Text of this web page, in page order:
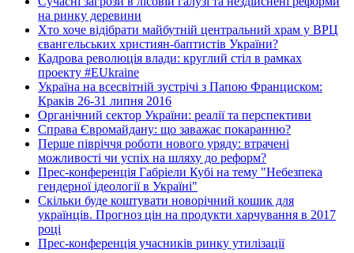
на ринку деревини
Хто хоче відібрати майбутній центральний храм у ВРЦ
євангельських християн-баптистів України?
Кадрова революція влади: круглий стіл в рамках
проекту #EUkraine
Україна на всесвітній зустрічі з Папою Франциском:
Краків 26-31 липня 2016
Органічний сектор України: реалії та перспективи
Справа Євромайдану: що заважає покаранню?
Перше півріччя роботи нового уряду: втрачені
можливості чи успіх на шляху до реформ?
Прес-конференція Габріели Кубі на тему "Небезпека
гендерної ідеології в Україні"
Скільки буде коштувати новорічний кошик для
українців. Прогноз цін на продукти харчування в 2017
році
Прес-конференція учасників ринку утилізації